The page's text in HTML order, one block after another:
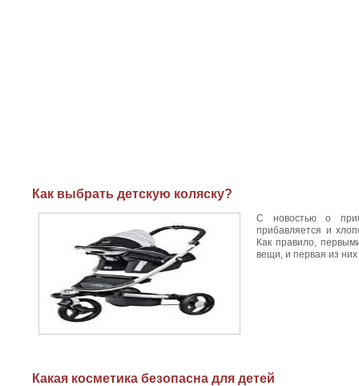
Как выбрать детскую коляску?
С новостью о
прибавляется и
Как правило,
вещи, и первая из них
Какая косметика безопасна для детей